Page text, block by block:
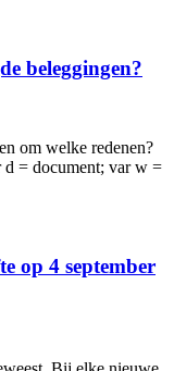
beleggingen?
om welke redenen?
= document; var w =
op 4 september